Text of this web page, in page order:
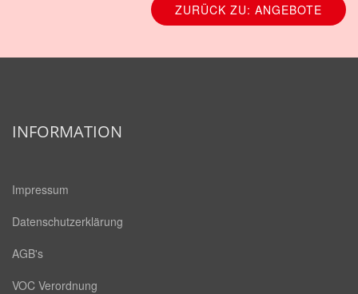
ZURÜCK ZU: ANGEBOTE
INFORMATION
Impressum
Datenschutzerklärung
AGB's
VOC Verordnung